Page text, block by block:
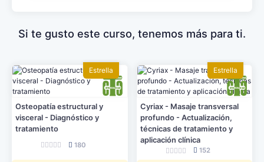
Si te gusto este curso, tenemos más para ti.
Estrella
Osteopatía estructural y
visceral - Diagnóstico y
tratamiento
180
Estrella
Cyriax - Masaje transversal
profundo - Actualización,
técnicas de tratamiento y
aplicación clínica
152